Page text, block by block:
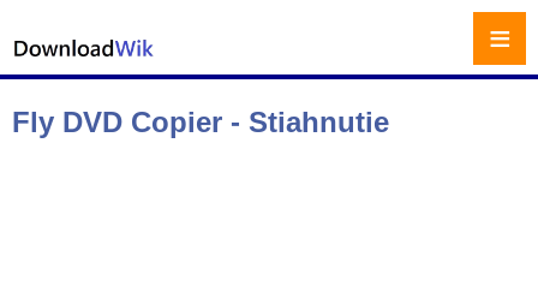
Fly DVD Copier - Stiahnutie
≡